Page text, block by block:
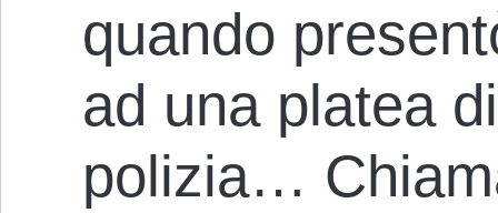
quando
ad una platea
polizia…